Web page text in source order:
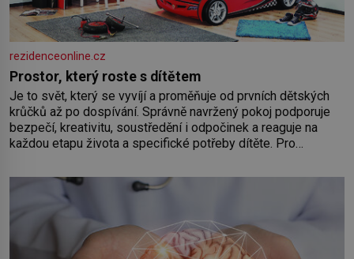
rezidenceonline.cz
Prostor, který roste s dítětem
Je to svět, který se vyvíjí a proměňuje od prvních dětských
krůčků až po dospívání. Správně navržený pokoj podporuje
bezpečí, kreativitu, soustředění i odpočinek a reaguje na
každou etapu života a specifické potřeby dítěte. Pro
by pokoj miminka měl působit především klidně a útulně.
Předškolní věk je